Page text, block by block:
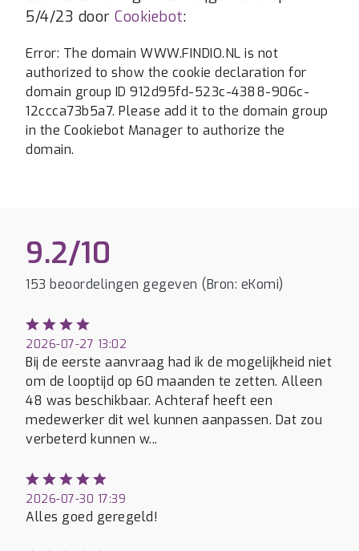
5/4/23 door Cookiebot:
Error: The domain WWW.FINDIO.NL is not
authorized to show the cookie declaration for
domain group ID 912d95fd-523c-4388-906c-
12ccca73b5a7. Please add it to the domain group
in the Cookiebot Manager to authorize the
domain.
9.2/10
153 beoordelingen gegeven (Bron: eKomi)
2026-07-27 13:02
Bij de eerste aanvraag had ik de mogelijkheid niet
om de looptijd op 60 maanden te zetten. Alleen
48 was beschikbaar. Achteraf heeft een
medewerker dit wel kunnen aanpassen. Dat zou
verbeterd kunnen w...
2026-07-30 17:39
Alles goed geregeld!